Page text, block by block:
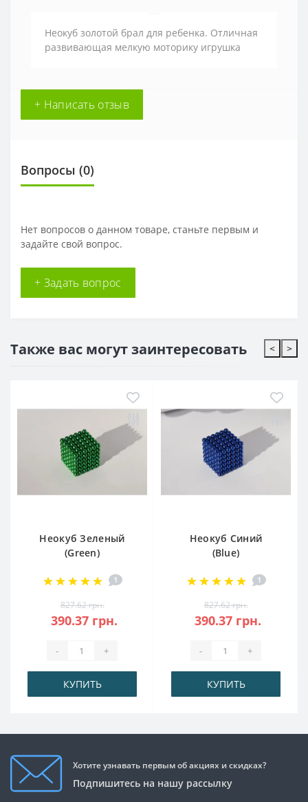
Неокуб золотой брал для ребенка. Отличная
развивающая мелкую моторику игрушка
+ Написать отзыв
Вопросы (0)
Нет вопросов о данном товаре, станьте первым и
задайте свой вопрос.
+ Задать вопрос
Также вас могут заинтересовать <
Неокуб Зеленый
(Green)
1
827.62 грн.
390.37 грн.
- +
КУПИТЬ
Неокуб Синий
(Blue)
1
827.62 грн.
390.37 грн.
- +
КУПИТЬ
>
Хотите узнавать первым об акциях и скидках?
Подпишитесь на нашу рассылку